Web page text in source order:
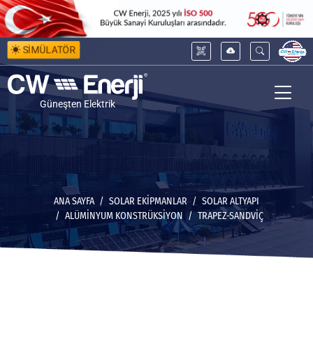
SİMÜLATÖR
Güneşten Elektrik
ANA SAYFA SOLAR EKİPMANLAR
SOLAR ALTYAPI
ALÜMINYUM KONSTRÜKSIYON
TRAPEZ-SANDVIÇ